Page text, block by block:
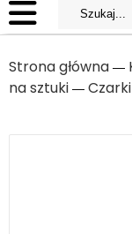
Strona główna ―
na sztuki ― Czarki